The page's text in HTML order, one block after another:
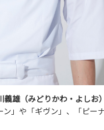
義雄（みどりかわ・よしお）
ン」や「ギヴン」、「ピ